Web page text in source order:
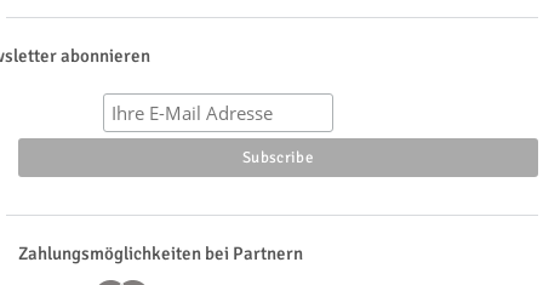
abonnieren
Zahlungsmöglichkeiten bei Partnern